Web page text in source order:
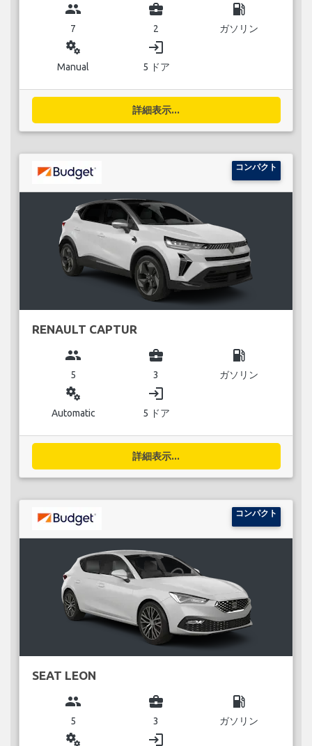
group
7
business_center
2
local_gas_station
ガソリン
miscellaneous_services
Manual
login
5 ドア
詳細表示...
コンパクト
RENAULT CAPTUR
group
5
business_center
3
local_gas_station
ガソリン
miscellaneous_services
Automatic
login
5 ドア
詳細表示...
コンパクト
SEAT LEON
group
5
business_center
3
local_gas_station
ガソリン
miscellaneous_services login